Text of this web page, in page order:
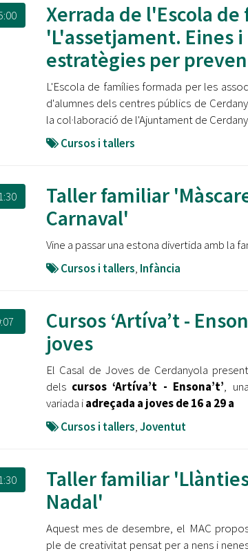
Xerrada de l'Escola
'L'assetjament. Eines i
estratègies per
L'Escola de famílies formada per les
d'alumnes dels centres públics de
la col·laboració de l'Ajuntament de
Cursos i tallers
Taller familiar
Carnaval'
Vine a passar una estona divertida amb la
Cursos i tallers, Infància
Cursos ‘Artíva’t -
joves
El Casal de Joves de Cerdanyola
delscursos ‘Artíva’t - Ensona’t’,
variada iadreçada a joves de 16 a 29 a
Cursos i tallers,Joventut
Taller familiar
Nadal'
Aquest mes de desembre, el MAC
ple de creativitat pensat per a nens i